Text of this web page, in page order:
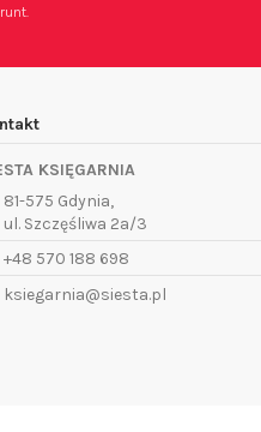
KSIĘGARNIA
81-575 Gdynia,
ul. Szczęśliwa 2a/3
+48 570 188 698
ksiegarnia@siesta.pl